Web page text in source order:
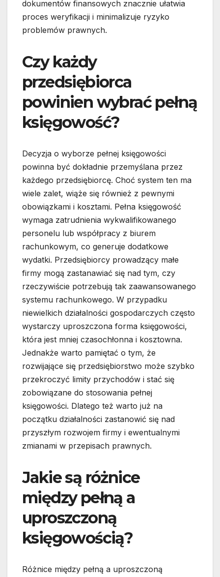
dokumentów finansowych znacznie ułatwia
proces weryfikacji i minimalizuje ryzyko
problemów prawnych.
Czy każdy
przedsiębiorca
powinien wybrać pełną
księgowość?
Decyzja o wyborze pełnej księgowości
powinna być dokładnie przemyślana przez
każdego przedsiębiorcę. Choć system ten ma
wiele zalet, wiąże się również z pewnymi
obowiązkami i kosztami. Pełna księgowość
wymaga zatrudnienia wykwalifikowanego
personelu lub współpracy z biurem
rachunkowym, co generuje dodatkowe
wydatki. Przedsiębiorcy prowadzący małe
firmy mogą zastanawiać się nad tym, czy
rzeczywiście potrzebują tak zaawansowanego
systemu rachunkowego. W przypadku
niewielkich działalności gospodarczych często
wystarczy uproszczona forma księgowości,
która jest mniej czasochłonna i kosztowna.
Jednakże warto pamiętać o tym, że
rozwijające się przedsiębiorstwo może szybko
przekroczyć limity przychodów i stać się
zobowiązane do stosowania pełnej
księgowości. Dlatego też warto już na
początku działalności zastanowić się nad
przyszłym rozwojem firmy i ewentualnymi
zmianami w przepisach prawnych.
Jakie są różnice
między pełną a
uproszczoną
księgowością?
Różnice między pełną a uproszczoną